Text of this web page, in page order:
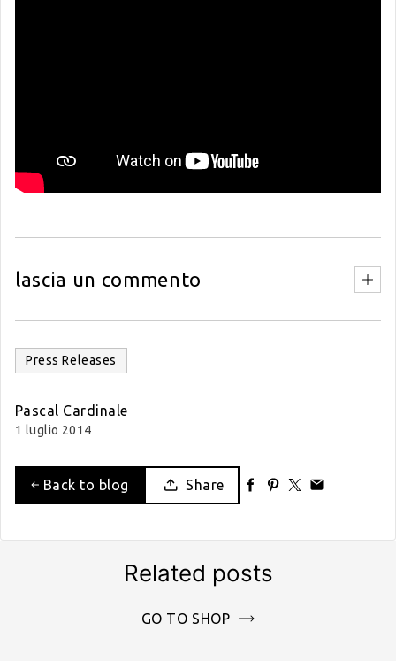
lascia un commento
Press Releases
Pascal Cardinale
1 luglio 2014
Back to blog Share
Related posts
GO TO SHOP